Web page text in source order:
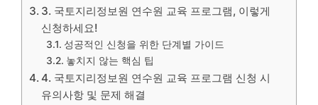
3. 국토지리정보원 연수원 교육 프로그램, 이렇게
신청하세요!
성공적인 신청을 위한 단계별 가이드
놓치지 않는 핵심 팁
4. 국토지리정보원 연수원 교육 프로그램 신청 시
유의사항 및 문제 해결